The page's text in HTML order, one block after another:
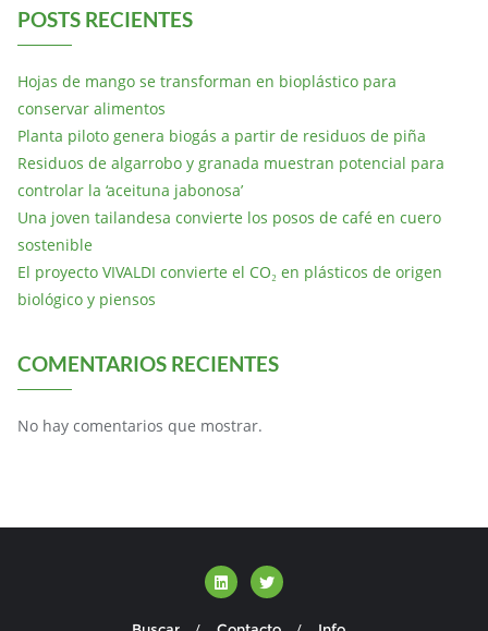
POSTS RECIENTES
Hojas de mango se transforman en bioplástico para
conservar alimentos
Planta piloto genera biogás a partir de residuos de piña
Residuos de algarrobo y granada muestran potencial para
controlar la ‘aceituna jabonosa’
Una joven tailandesa convierte los posos de café en cuero
sostenible
El proyecto VIVALDI convierte el CO₂ en plásticos de origen
biológico y piensos
COMENTARIOS RECIENTES
No hay comentarios que mostrar.